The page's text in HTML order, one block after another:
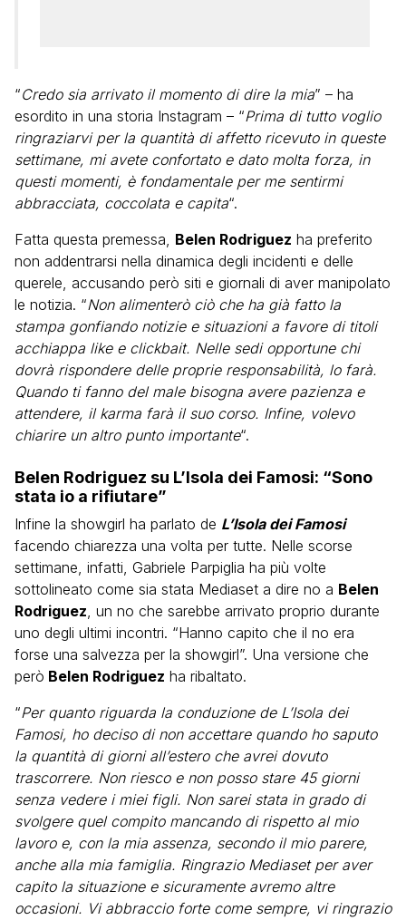
“Credo sia arrivato il momento di dire la mia” – ha
esordito in una storia Instagram – “Prima di tutto voglio
ringraziarvi per la quantità di affetto ricevuto in queste
settimane, mi avete confortato e dato molta forza, in
questi momenti, è fondamentale per me sentirmi
abbracciata, coccolata e capita“.
Fatta questa premessa, Belen Rodriguez ha preferito
non addentrarsi nella dinamica degli incidenti e delle
querele, accusando però siti e giornali di aver manipolato
le notizia. “Non alimenterò ciò che ha già fatto la
stampa gonfiando notizie e situazioni a favore di titoli
acchiappa like e clickbait. Nelle sedi opportune chi
dovrà rispondere delle proprie responsabilità, lo farà.
Quando ti fanno del male bisogna avere pazienza e
attendere, il karma farà il suo corso. Infine, volevo
chiarire un altro punto importante“.
Belen Rodriguez su L’Isola dei Famosi: “Sono
stata io a rifiutare”
Infine la showgirl ha parlato de L’Isola dei Famosi
facendo chiarezza una volta per tutte. Nelle scorse
settimane, infatti, Gabriele Parpiglia ha più volte
sottolineato come sia stata Mediaset a dire no a Belen
Rodriguez, un no che sarebbe arrivato proprio durante
uno degli ultimi incontri. “Hanno capito che il no era
forse una salvezza per la showgirl”. Una versione che
però Belen Rodriguez ha ribaltato.
“Per quanto riguarda la conduzione de L’Isola dei
Famosi, ho deciso di non accettare quando ho saputo
la quantità di giorni all’estero che avrei dovuto
trascorrere. Non riesco e non posso stare 45 giorni
senza vedere i miei figli. Non sarei stata in grado di
svolgere quel compito mancando di rispetto al mio
lavoro e, con la mia assenza, secondo il mio parere,
anche alla mia famiglia. Ringrazio Mediaset per aver
capito la situazione e sicuramente avremo altre
occasioni. Vi abbraccio forte come sempre, vi ringrazio